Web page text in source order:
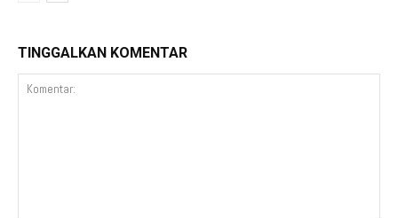
TINGGALKAN KOMENTAR